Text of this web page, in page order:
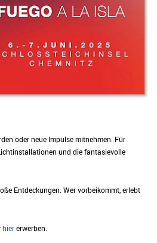
oder neue Impulse mitnehmen. Für
und die fantasievolle
Entdeckungen. Wer vorbeikommt, erlebt
hiererwerben.